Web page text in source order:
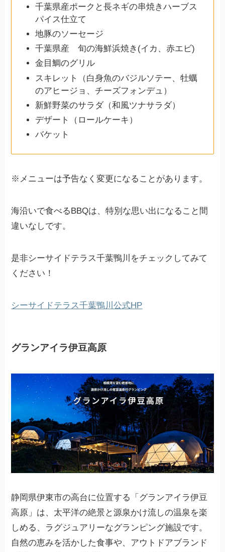
千葉県産ポークと長ネギの串焼きハーブス
パイス仕立て
地豚のソーセージ
千葉県産 旬の海鮮浜焼き(イカ、赤エビ)
金目鯛のグリル
スキレット（白身魚のバジルソテー、牡蠣
のアヒージョ、チーズフォンデュ）
新鮮野菜のサラダ（和風ツナサラダ）
デザート（ロールケーキ）
バケット
※メニューは予告なく変更になることがあります。
海沿いで食べるBBQは、特別な思い出になること間
違いなしです。
是非シーサイドテラス千葉鴨川をチェックしてみて
ください！
シーサイドテラス千葉鴨川公式HP
グランアイラ伊豆高原
静岡県伊東市の高台に位置する「グランアイラ伊豆
高原」は、太平洋の絶景と源泉かけ流しの温泉を楽
しめる、ラグジュアリーなグランピング施設です。
自然の恵みを活かした食事や、アウトドアブランド